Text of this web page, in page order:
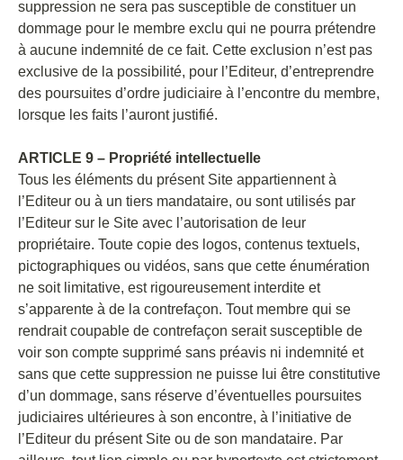
suppression ne sera pas susceptible de constituer un
dommage pour le membre exclu qui ne pourra prétendre
à aucune indemnité de ce fait. Cette exclusion n’est pas
exclusive de la possibilité, pour l’Editeur, d’entreprendre
des poursuites d’ordre judiciaire à l’encontre du membre,
lorsque les faits l’auront justifié.
ARTICLE 9 – Propriété intellectuelle
Tous les éléments du présent Site appartiennent à
l’Editeur ou à un tiers mandataire, ou sont utilisés par
l’Editeur sur le Site avec l’autorisation de leur
propriétaire. Toute copie des logos, contenus textuels,
pictographiques ou vidéos, sans que cette énumération
ne soit limitative, est rigoureusement interdite et
s’apparente à de la contrefaçon. Tout membre qui se
rendrait coupable de contrefaçon serait susceptible de
voir son compte supprimé sans préavis ni indemnité et
sans que cette suppression ne puisse lui être constitutive
d’un dommage, sans réserve d’éventuelles poursuites
judiciaires ultérieures à son encontre, à l’initiative de
l’Editeur du présent Site ou de son mandataire. Par